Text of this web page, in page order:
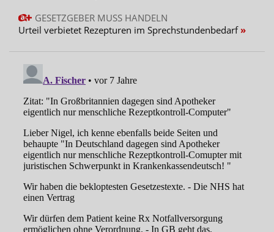
GESETZGEBER MUSS HANDELN
Urteil verbietet Rezepturen im Sprechstundenbedarf